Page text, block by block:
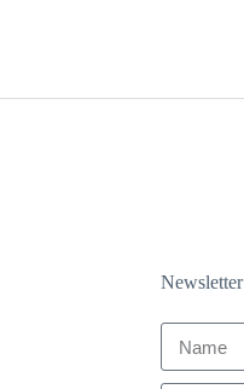
Newsletter